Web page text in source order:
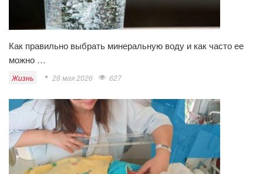
Как правильно выбрать минеральную воду и как часто ее
можно …
Жизнь 28 мая 2026 627